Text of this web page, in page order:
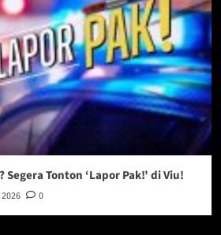
Tonton ‘Lapor Pak!’ di Viu!
0